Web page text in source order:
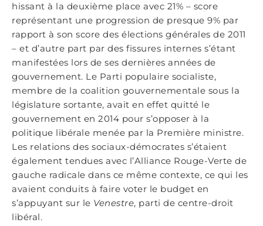
hissant à la deuxième place avec 21% – score
représentant une progression de presque 9% par
rapport à son score des élections générales de 2011
– et d’autre part par des fissures internes s’étant
manifestées lors de ses dernières années de
gouvernement. Le Parti populaire socialiste,
membre de la coalition gouvernementale sous la
législature sortante, avait en effet quitté le
gouvernement en 2014 pour s’opposer à la
politique libérale menée par la Première ministre.
Les relations des sociaux-démocrates s’étaient
également tendues avec l’Alliance Rouge-Verte de
gauche radicale dans ce même contexte, ce qui les
avaient conduits à faire voter le budget en
s’appuyant sur le Venestre, parti de centre-droit
libéral.